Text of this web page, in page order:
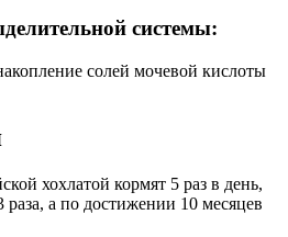
системы:
солей мочевой кислоты
хохлатой кормят 5 раз в день,
а по достижении 10 месяцев